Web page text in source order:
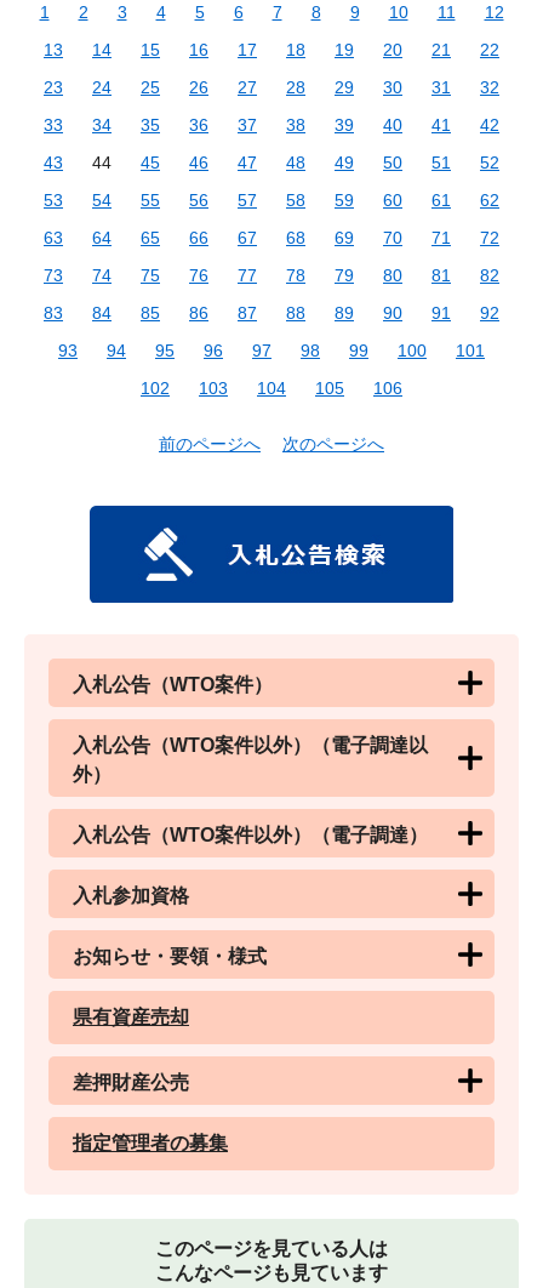
1 2 3 4 5 6 7 8 9 10 11
12
13
14 15 16 17 18 19 20 21
22
23
24 25 26 27 28 29 30 31
32
33
34 35 36 37 38 39 40 41
42
43
44 45 46 47 48 49 50 51
52
53
54 55 56 57 58 59 60 61
62
63
64 65 66 67 68 69 70 71
72
73
74 75 76 77 78 79 80 81
82
83
84 85 86 87 88 89 90 91
92
93
94 95 96 97 98 99 100
101
102
103 104 105 106
前のページへ 次のページへ
入札公告（WTO案件）
入札公告（WTO案件以外）（電子調達以
外）
入札公告（WTO案件以外）（電子調達）
入札参加資格
お知らせ・要領・様式
県有資産売却
差押財産公売
指定管理者の募集
このページを見ている人は
こんなページも見ています